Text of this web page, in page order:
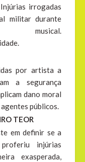
irrogadas
militar durante
musical.
por artista a
a segurança
dano moral
públicos.
TEOR
em definir se a
injúrias
exasperada,